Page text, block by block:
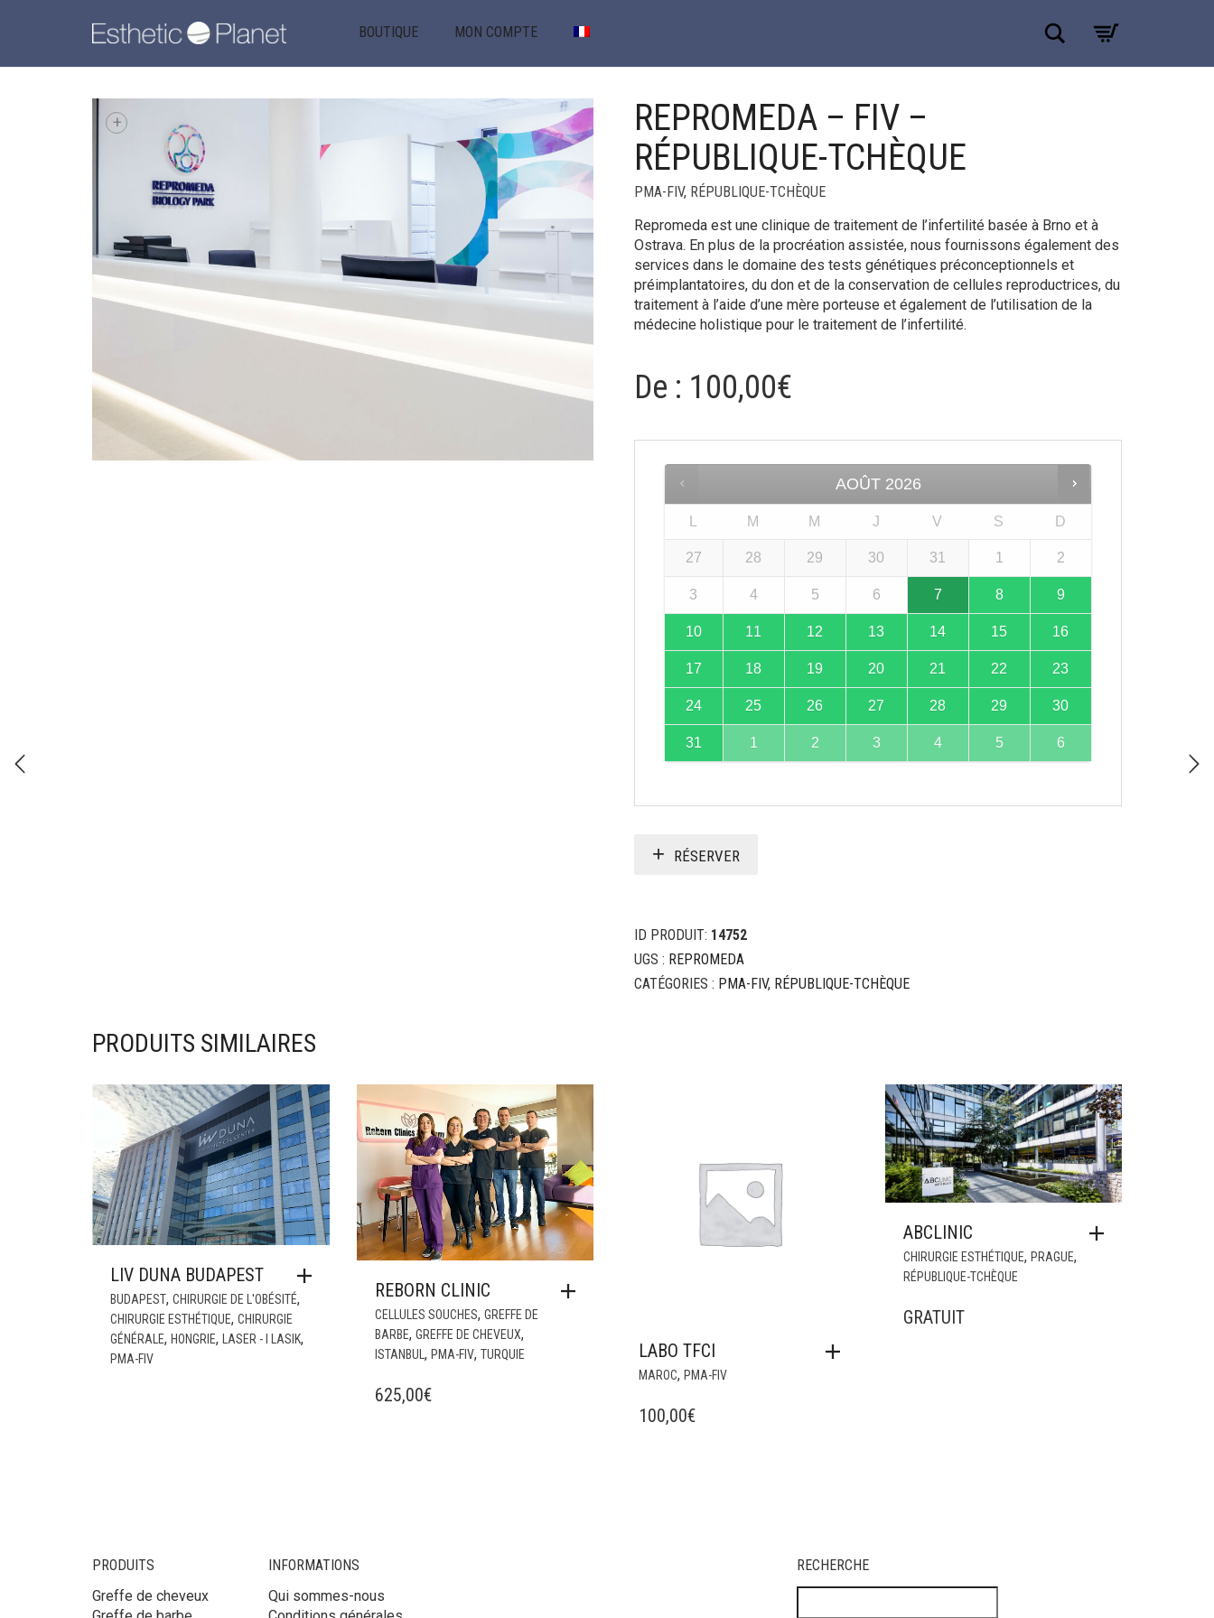
BOUTIQUE MON COMPTE Recherche
+
REPROMEDA – FIV –
RÉPUBLIQUE-TCHÈQUE
PMA-FIV, RÉPUBLIQUE-TCHÈQUE
Repromeda est une clinique de traitement de l’infertilité basée à Brno et à
Ostrava. En plus de la procréation assistée, nous fournissons également des
services dans le domaine des tests génétiques préconceptionnels et
préimplantatoires, du don et de la conservation de cellules reproductrices, du
traitement à l’aide d’une mère porteuse et également de l’utilisation de la
médecine holistique pour le traitement de l’infertilité.
De : 100,00€
AOÛT 2026
M M J V S D
27 28 29 30 31 1 2
3 4 5 6 7 8 9
10 11 12 13 14 15 16
17 18 19 20 21 22 23
24 25 26 27 28 29 30
31 1 2 3 4 5 6
RÉSERVER
ID PRODUIT: 14752
UGS : REPROMEDA
CATÉGORIES : PMA-FIV, RÉPUBLIQUE-TCHÈQUE
PRODUITS SIMILAIRES
LIV DUNA BUDAPEST
BUDAPEST, CHIRURGIE DE L'OBÉSITÉ,
CHIRURGIE ESTHÉTIQUE, CHIRURGIE
GÉNÉRALE, HONGRIE, LASER - I LASIK,
PMA-FIV
REBORN CLINIC
CELLULES SOUCHES, GREFFE DE
BARBE, GREFFE DE CHEVEUX,
ISTANBUL, PMA-FIV, TURQUIE
625,00€
LABO TFCI
MAROC, PMA-FIV
100,00€
ABCLINIC
CHIRURGIE ESTHÉTIQUE, PRAGUE,
RÉPUBLIQUE-TCHÈQUE
GRATUIT
PRODUITS
Greffe de cheveux
INFORMATIONS
Qui sommes-nous
RECHERCHE